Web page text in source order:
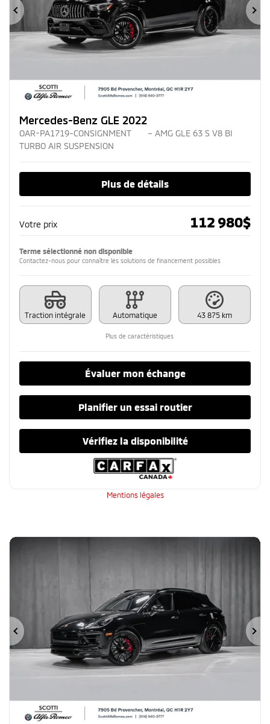
Précédent
Mercedes-Benz GLE 2022
OAR-PA1719-CONSIGNMENT
– AMG GLE 63 S V8 BI
TURBO AIR SUSPENSION
Plus de détails
Votre prix 112 980$
Terme sélectionné non disponible
Contactez-nous pour connaître les solutions de financement possibles
Traction intégrale Automatique 43 875 km
Plus de caractéristiques
Évaluer mon échange
Planifier un essai routier
Vérifiez la disponibilité
Mentions légales
Précédent